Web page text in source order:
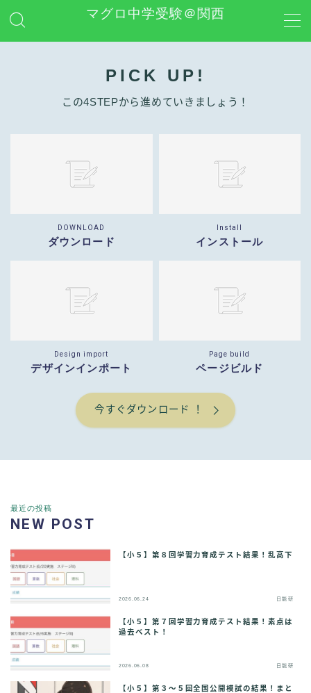
マグロ中学受験＠関西
学習グッズレビュー
その他 中学受験関連
プライバシーポリシー
PICK UP!
この4STEPから進めていきましょう！
DOWNLOAD
ダウンロード
Install
インストール
Design import
デザインインポート
Page build
ページビルド
今すぐダウンロード ！
最近の投稿
NEW POST
【小５】第８回学習力育成テスト結果！乱高下
2026.06.24 日能研
【小５】第７回学習力育成テスト結果！素点は
過去ベスト！
2026.06.08 日能研
【小５】第３〜５回全国公開模試の結果！まと